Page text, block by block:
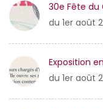
30e Fête du
du 1er août
Exposition
du 1er août